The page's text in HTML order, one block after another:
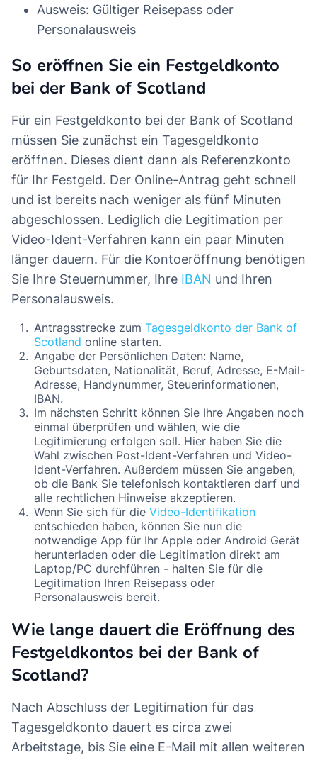
Ausweis: Gültiger Reisepass oder
Personalausweis
So eröffnen Sie ein Festgeldkonto
bei der Bank of Scotland
Für ein Festgeldkonto bei der Bank of Scotland
müssen Sie zunächst ein Tagesgeldkonto
eröffnen. Dieses dient dann als Referenzkonto
für Ihr Festgeld. Der Online-Antrag geht schnell
und ist bereits nach weniger als fünf Minuten
abgeschlossen. Lediglich die Legitimation per
Video-Ident-Verfahren kann ein paar Minuten
länger dauern. Für die Kontoeröffnung benötigen
Sie Ihre Steuernummer, Ihre IBAN und Ihren
Personalausweis.
Antragsstrecke zum Tagesgeldkonto der Bank of
Scotland online starten.
Angabe der Persönlichen Daten: Name,
Geburtsdaten, Nationalität, Beruf, Adresse, E-Mail-
Adresse, Handynummer, Steuerinformationen,
IBAN.
Im nächsten Schritt können Sie Ihre Angaben noch
einmal überprüfen und wählen, wie die
Legitimierung erfolgen soll. Hier haben Sie die
Wahl zwischen Post-Ident-Verfahren und Video-
Ident-Verfahren. Außerdem müssen Sie angeben,
ob die Bank Sie telefonisch kontaktieren darf und
alle rechtlichen Hinweise akzeptieren.
Wenn Sie sich für die Video-Identifikation
entschieden haben, können Sie nun die
notwendige App für Ihr Apple oder Android Gerät
herunterladen oder die Legitimation direkt am
Laptop/PC durchführen - halten Sie für die
Legitimation Ihren Reisepass oder
Personalausweis bereit.
Wie lange dauert die Eröffnung des
Festgeldkontos bei der Bank of
Scotland?
Nach Abschluss der Legitimation für das
Tagesgeldkonto dauert es circa zwei
Arbeitstage, bis Sie eine E-Mail mit allen weiteren